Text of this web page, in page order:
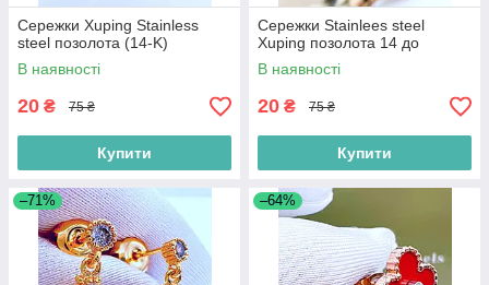
Сережки Xuping Stainless
steel позолота (14-K)
В наявності
20 ₴ 75 ₴
Купити
Сережки Stainlees steel
Xuping позолота 14 до
В наявності
20 ₴ 75 ₴
Купити
–71% –64%